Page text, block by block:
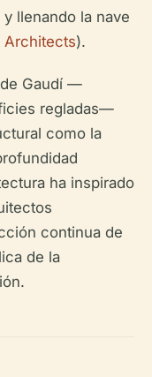
llenando la nave
Architects).
de Gaudí —
regladas—
como la
ha inspirado
continua de
de la